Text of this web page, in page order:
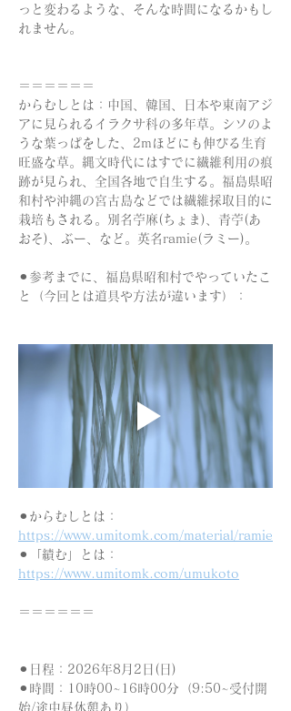
っと変わるような、そんな時間になるかもし
れません。
＝＝＝＝＝＝
からむしとは：中国、韓国、日本や東南アジ
アに見られるイラクサ科の多年草。シソのよ
うな葉っぱをした、2mほどにも伸びる生育
旺盛な草。縄文時代にはすでに繊維利用の痕
跡が見られ、全国各地で自生する。福島県昭
和村や沖縄の宮古島などでは繊維採取目的に
栽培もされる。別名苧麻(ちょま)、青苧(あ
おそ)、ぶー、など。英名ramie(ラミー)。
⚫︎参考までに、福島県昭和村でやっていたこ
と（今回とは道具や方法が違います）：
⚫︎からむしとは：
https://www.umitomk.com/material/ramie
⚫︎「績む」とは：
https://www.umitomk.com/umukoto
＝＝＝＝＝＝
⚫︎日程：2026年8月2日(日)
⚫︎時間：10時00~16時00分（9:50~受付開
始/途中昼休憩あり）